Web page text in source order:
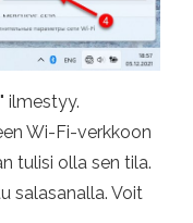
ilmestyy.
Wi-Fi-verkkoon
tulisi olla sen tila.
salasanalla. Voit